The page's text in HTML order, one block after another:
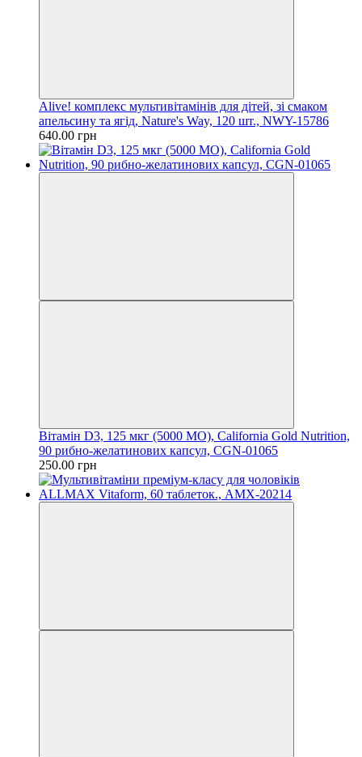
Alive! комплекс мультивітамінів для дітей, зі смаком
апельсину та ягід, Nature's Way, 120 шт., NWY-15786
640.00 грн
Вітамін D3, 125 мкг (5000 МО), California Gold Nutrition,
90 рибно-желатинових капсул, CGN-01065
250.00 грн